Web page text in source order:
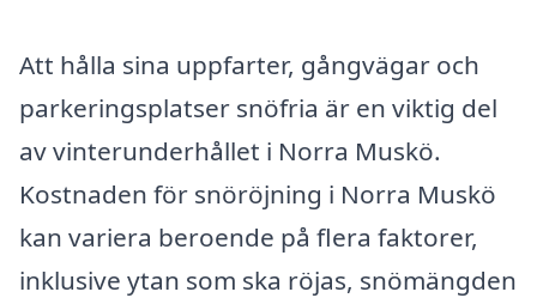
Att hålla sina uppfarter, gångvägar och
parkeringsplatser snöfria är en viktig del
av vinterunderhållet i Norra Muskö.
Kostnaden för snöröjning i Norra Muskö
kan variera beroende på flera faktorer,
inklusive ytan som ska röjas, snömängden